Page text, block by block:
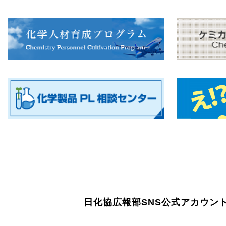
日化協広報部SNS公式アカウン